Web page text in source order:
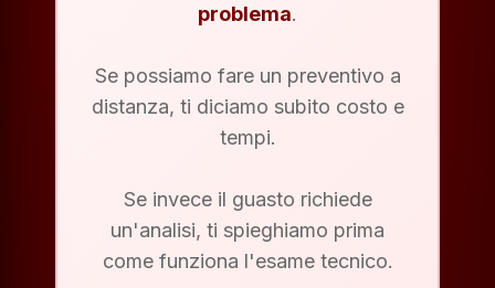
problema.
Se possiamo fare un preventivo a
distanza, ti diciamo subito costo e
tempi.
Se invece il guasto richiede
un'analisi, ti spieghiamo prima
come funziona l'esame tecnico.